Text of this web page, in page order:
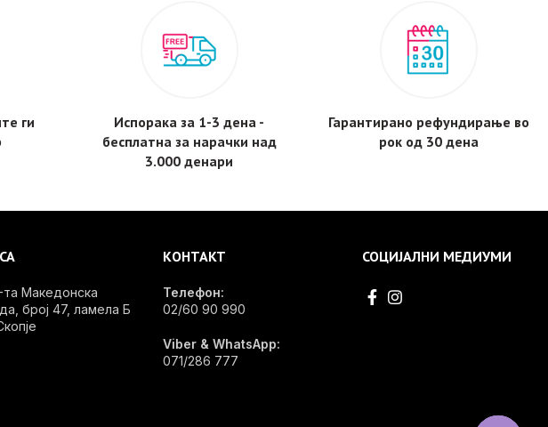
ги
Испорака за 1-3 дена -
бесплатнa за нарачки над
3.000 денари
Гарантирано рефундирање во
рок од 30 дена
та Македонска
број 47, ламела Б
КОНТАКТ
Телефон:
02/60 90 990
Viber & WhatsApp:
071/286 777
СОЦИЈАЛНИ МЕДИУМИ